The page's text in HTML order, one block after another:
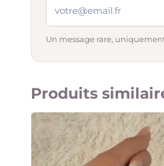
Un message rare,
Produits